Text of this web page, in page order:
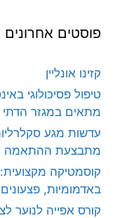
פוסטים אחרונים
קזינו אונליין
טיפול פסיכולוגי
מתאים במגזר הדתי
עדשות מגע
מתבצעת ההתאמה
קוסמטיקה
באדמומיות,
קורס אפייה לנוער